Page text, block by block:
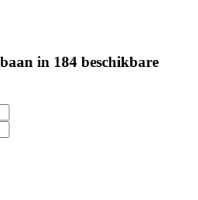
in 184 beschikbare